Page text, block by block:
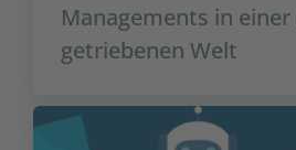
Managements in einer
getriebenen Welt